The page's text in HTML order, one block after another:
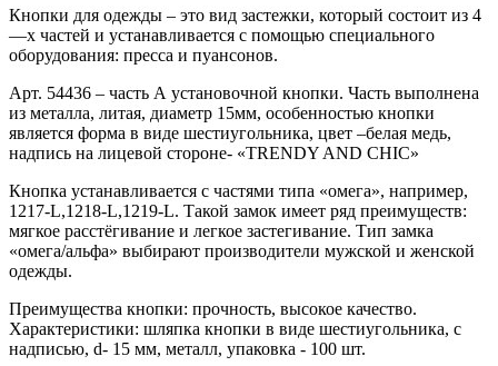
Кнопки для одежды – это вид застежки, который состоит из 4
—х частей и устанавливается с помощью специального
оборудования: пресса и пуансонов.
Арт. 54436 – часть А установочной кнопки. Часть выполнена
из металла, литая, диаметр 15мм, особенностью кнопки
является форма в виде шестиугольника, цвет –белая медь,
надпись на лицевой стороне- «TRENDY AND CHIC»
Кнопка устанавливается с частями типа «омега», например,
1217-L,1218-L,1219-L. Такой замок имеет ряд преимуществ:
мягкое расстёгивание и легкое застегивание. Тип замка
«омега/альфа» выбирают производители мужской и женской
одежды.
Преимущества кнопки: прочность, высокое качество.
Характеристики: шляпка кнопки в виде шестиугольника, с
надписью, d- 15 мм, металл, упаковка - 100 шт.